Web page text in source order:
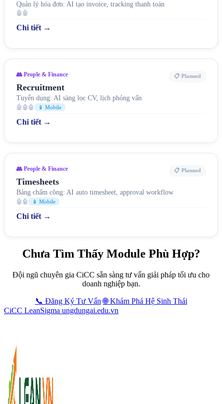
Quản lý hóa đơn: AI tạo invoice, tracking thanh toán
🤖🤖
Chi tiết →
👥 People & Finance 📋 Planned
Recruitment
Tuyển dụng: AI sàng lọc CV, lịch phỏng vấn
🤖🤖🤖 📱 Mobile
Chi tiết →
👥 People & Finance 📋 Planned
Timesheets
Bảng chấm công: AI auto timesheet, approval workflow
🤖🤖 📱 Mobile
Chi tiết →
Chưa Tìm Thấy Module Phù Hợp?
Đội ngũ chuyên gia CiCC sẵn sàng tư vấn giải pháp tối ưu cho
doanh nghiệp bạn.
📞 Đăng Ký Tư Vấn 🌐 Khám Phá Hệ Sinh Thái
CiCC LeanSigma ungdungai.edu.vn